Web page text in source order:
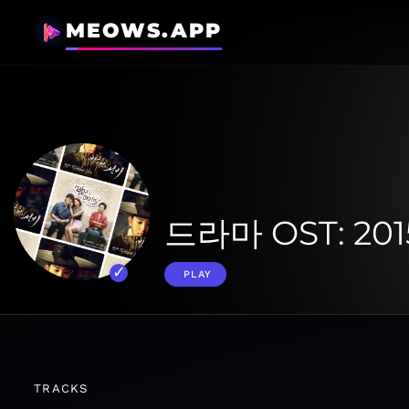
MEOWS.APP
드라마 OST:
PLAY
TRACKS